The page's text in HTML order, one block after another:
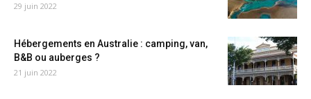
29 juin 2022
Hébergements en Australie : camping, van,
B&B ou auberges ?
21 juin 2022